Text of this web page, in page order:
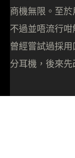
商機無限。至
不過並唔流行
曾經嘗試過採
分耳機，後來